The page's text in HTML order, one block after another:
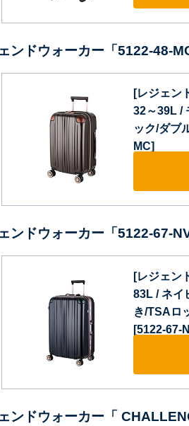
ンドウォーカー「5122-48-
[レジェン
32～39L /
ック/ダブ
MC]
ンドウォーカー「5122-67-NV
[レジェン
83L / ネイ
き/TSAロ
[5122-67-
ンドウォーカー「